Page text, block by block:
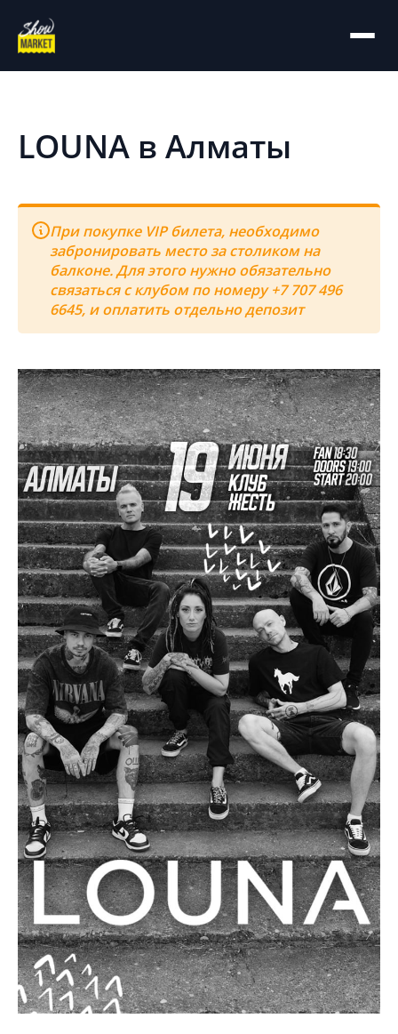
LOUNA в Алматы
При покупке VIP билета, необходимо
забронировать место за столиком на
балконе. Для этого нужно обязательно
связаться с клубом по номеру +7 707 496
6645, и оплатить отдельно депозит